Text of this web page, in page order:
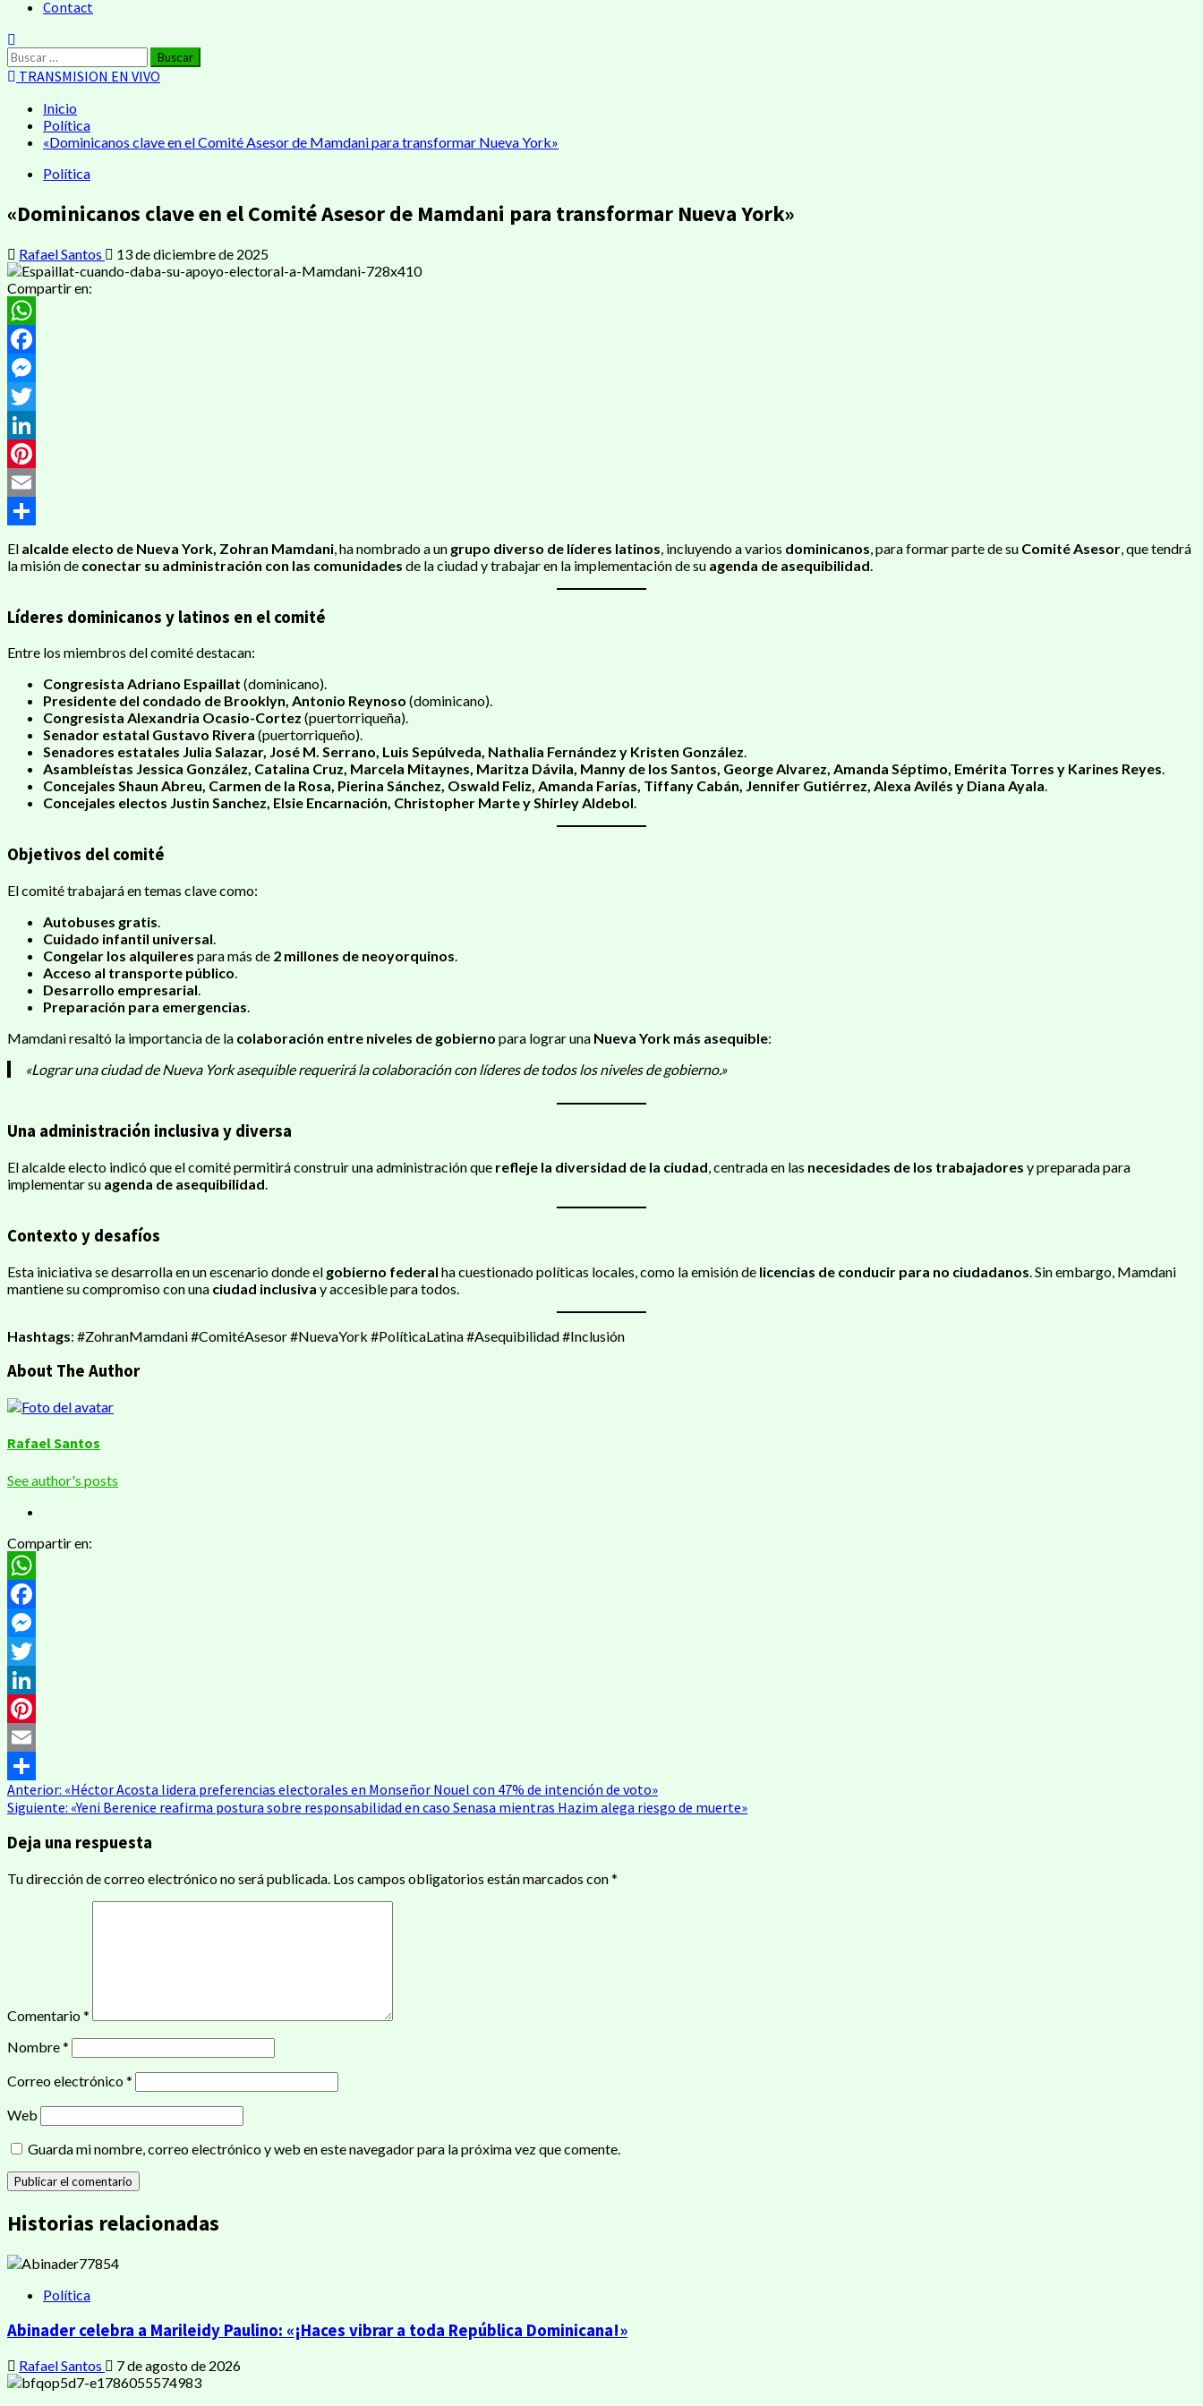
Contact
TRANSMISION EN VIVO
Inicio
Política
«Dominicanos clave en el Comité Asesor de Mamdani para transformar Nueva York»
Política
«Dominicanos clave en el Comité Asesor de Mamdani para transformar Nueva York»
Rafael Santos
13 de diciembre de 2025
Compartir en:
WhatsApp
Facebook
Messenger
Twitter
LinkedIn
Pinterest
Email
El alcalde electo de Nueva York, Zohran Mamdani, ha nombrado a un grupo diverso de líderes latinos, incluyendo a varios dominicanos, para formar parte de su Comité Asesor, que tendrá
la misión de conectar su administración con las comunidades de la ciudad y trabajar en la implementación de su agenda de asequibilidad.
Líderes dominicanos y latinos en el comité
Entre los miembros del comité destacan:
Congresista Adriano Espaillat (dominicano).
Presidente del condado de Brooklyn, Antonio Reynoso (dominicano).
Congresista Alexandria Ocasio-Cortez (puertorriqueña).
Senador estatal Gustavo Rivera (puertorriqueño).
Senadores estatales Julia Salazar, José M. Serrano, Luis Sepúlveda, Nathalia Fernández y Kristen González.
Asambleístas Jessica González, Catalina Cruz, Marcela Mitaynes, Maritza Dávila, Manny de los Santos, George Alvarez, Amanda Séptimo, Emérita Torres y Karines Reyes.
Concejales Shaun Abreu, Carmen de la Rosa, Pierina Sánchez, Oswald Feliz, Amanda Farías, Tiffany Cabán, Jennifer Gutiérrez, Alexa Avilés y Diana Ayala.
Concejales electos Justin Sanchez, Elsie Encarnación, Christopher Marte y Shirley Aldebol.
Objetivos del comité
El comité trabajará en temas clave como:
Autobuses gratis
Cuidado infantil universal
Congelar los alquileres para más de 2 millones de neoyorquinos
Acceso al transporte público
Desarrollo empresarial
Preparación para emergencias
Mamdani resaltó la importancia de la colaboración entre niveles de gobierno para lograr una Nueva York más asequible:
«Lograr una ciudad de Nueva York asequible requerirá la colaboración con líderes de todos los niveles de gobierno.»
Una administración inclusiva y diversa
El alcalde electo indicó que el comité permitirá construir una administración que refleje la diversidad de la ciudad, centrada en las necesidades de los trabajadores y preparada para
implementar su agenda de asequibilidad.
Contexto y desafíos
Esta iniciativa se desarrolla en un escenario donde el gobierno federal ha cuestionado políticas locales, como la emisión de licencias de conducir para no ciudadanos . Sin embargo, Mamdani
mantiene su compromiso con una ciudad inclusiva y accesible para todos.
Hashtags: #ZohranMamdani #ComitéAsesor #NuevaYork #PolíticaLatina #Asequibilidad #Inclusión
About The Author
Rafael Santos
See author's posts
Compartir en:
WhatsApp
Facebook
Messenger
Twitter
LinkedIn
Pinterest
Email
Compartir
Anterior: «Héctor Acosta lidera preferencias electorales en Monseñor Nouel con 47% de intención de voto»
Siguiente: «Yeni Berenice reafirma postura sobre responsabilidad en caso Senasa mientras Hazim alega riesgo de muerte»
Deja una respuesta
Tu dirección de correo electrónico no será publicada. Los campos obligatorios están marcados con*
Comentario*
Nombre*
Correo electrónico*
Web
Guarda mi nombre, correo electrónico y web en este navegador para la próxima vez que comente.
Historias relacionadas
Política
Abinader celebra a Marileidy Paulino: «¡Haces vibrar a toda República Dominicana!»
Rafael Santos 7 de agosto de 2026